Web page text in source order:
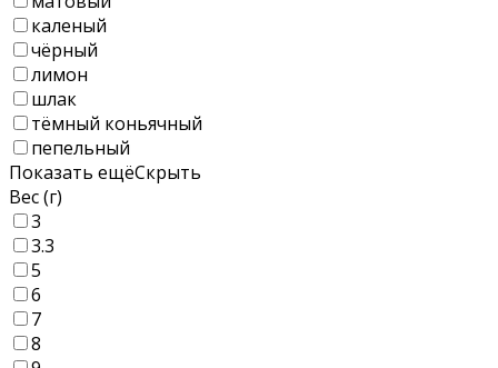
каленый
чёрный
лимон
шлак
тёмный коньячный
пепельный
Показать ещёСкрыть
Вес (г)
3
3.3
5
6
7
8